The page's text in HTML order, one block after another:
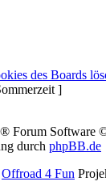
des Boards
]
® Forum Software
durch phpBB.de
Offroad 4 Fun